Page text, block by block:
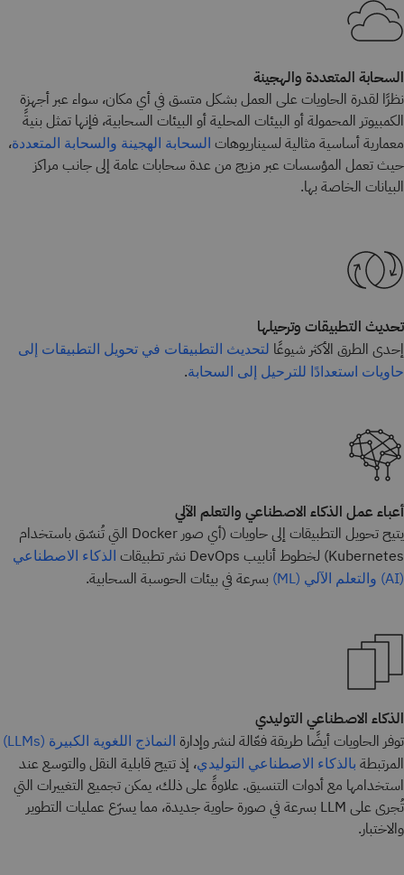
السحابة المتعددة والهجينة
نظرًا لقدرة الحاويات على العمل بشكل متسق في أي مكان، سواء عبر أجهزة
الكمبيوتر المحمولة أو البيئات المحلية أو البيئات السحابية، فإنها تمثل بنيةً
معمارية أساسية مثالية لسيناريوهات السحابة الهجينة والسحابة المتعددة،
حيث تعمل المؤسسات عبر مزيج من عدة سحابات عامة إلى جانب مراكز
البيانات الخاصة بها.
تحديث التطبيقات وترحيلها
إحدى الطرق الأكثر شيوعًا لتحديث التطبيقات في تحويل التطبيقات إلى
حاويات استعدادًا للترحيل إلى السحابة.
أعباء عمل الذكاء الاصطناعي والتعلم الآلي
يتيح تحويل التطبيقات إلى حاويات (أي صور Docker التي تُنسّق باستخدام
Kubernetes) لخطوط أنابيب DevOps نشر تطبيقات
الذكاء الاصطناعي
(AI)
والتعلم الآلي (ML) بسرعة في بيئات الحوسبة السحابية.
الذكاء الاصطناعي التوليدي
توفر الحاويات أيضًا طريقة فعّالة لنشر وإدارة النماذج اللغوية الكبيرة (LLMs)
المرتبطة بالذكاء الاصطناعي التوليدي، إذ تتيح قابلية النقل والتوسع عند
استخدامها مع أدوات التنسيق. علاوةً على ذلك، يمكن تجميع التغييرات التي
تُجرى على LLM بسرعة في صورة حاوية جديدة، مما يسرّع عمليات التطوير
والاختبار.